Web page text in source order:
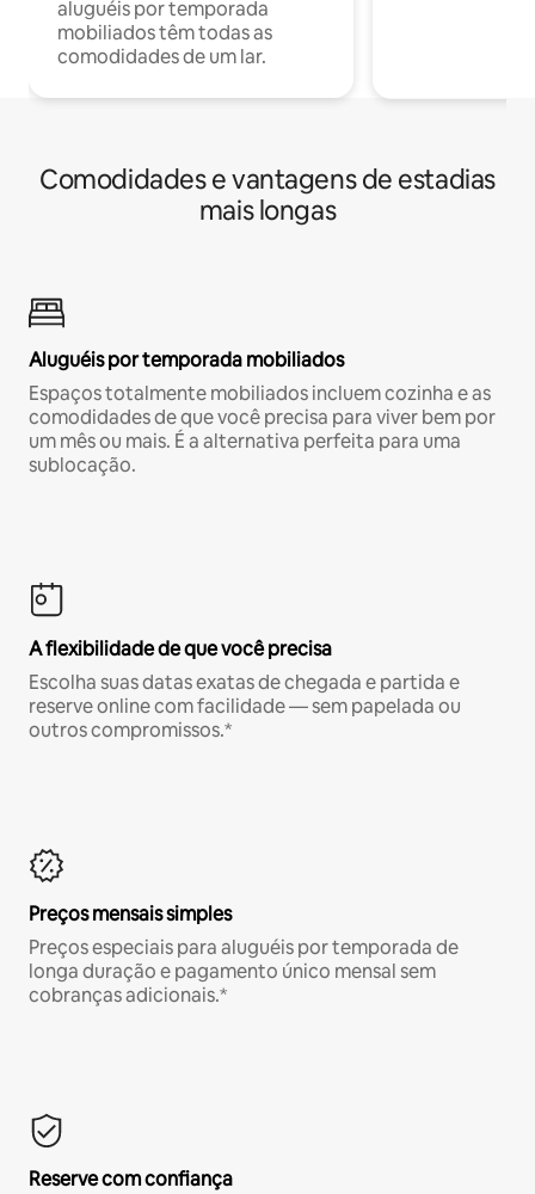
aluguéis por temporada
mobiliados têm todas as
comodidades de um lar.
Comodidades e vantagens de estadias
mais longas
Aluguéis por temporada mobiliados
Espaços totalmente mobiliados incluem cozinha e as
comodidades de que você precisa para viver bem por
um mês ou mais. É a alternativa perfeita para uma
sublocação.
A flexibilidade de que você precisa
Escolha suas datas exatas de chegada e partida e
reserve online com facilidade — sem papelada ou
outros compromissos.*
Preços mensais simples
Preços especiais para aluguéis por temporada de
longa duração e pagamento único mensal sem
cobranças adicionais.*
Reserve com confiança